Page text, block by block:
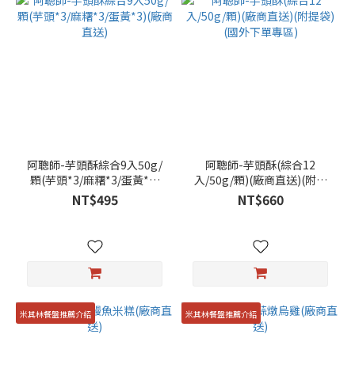
阿聰師-芋頭酥綜合9入50g/
顆(芋頭*3/麻糬*3/蛋黃*3)
(廠商直送)
NT$495
阿聰師-芋頭酥(綜合12
入/50g/顆)(廠商直送)(附提
袋) (國外下單專區)
NT$660
米其林餐盤推薦介紹 米其林餐盤推薦介紹